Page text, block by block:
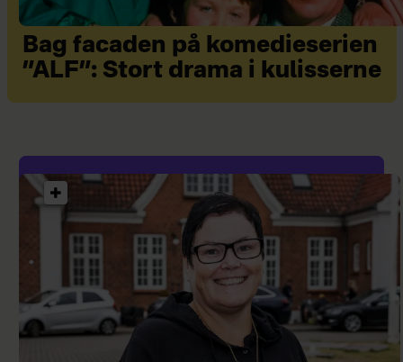
Bag facaden på komedieserien
”ALF”: Stort drama i kulisserne